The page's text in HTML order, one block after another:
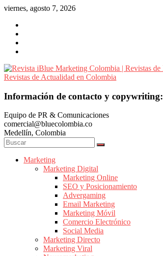
Saltar
contenido
viernes, agosto 7, 2026
Revista
Marketing
Colombia
|
Revistas
Marketing
Publicidad
Información de contacto y copywriting:
Equipo de PR & Comunicaciones
comercial@bluecolombia.co
Medellín, Colombia
Marketing
Marketing Digital
Marketing Online
SEO y Posicionamiento
Advergaming
Email Marketing
Marketing Móvil
Comercio Electrónico
Social Media
Marketing Directo
Marketing Viral